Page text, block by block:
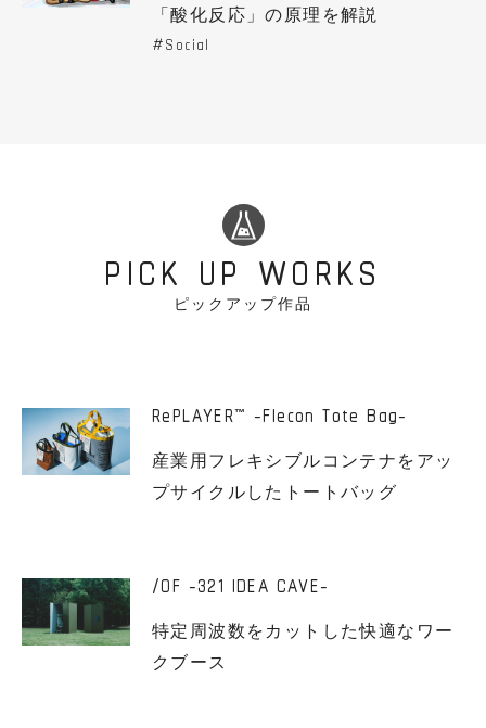
「酸化反応」の原理を解説
Social
PICK UP WORKS
ピックアップ作品
RePLAYER™ -Flecon Tote Bag-
産業用フレキシブルコンテナをアッ
プサイクルしたトートバッグ
/OF -321 IDEA CAVE-
特定周波数をカットした快適なワー
クブース